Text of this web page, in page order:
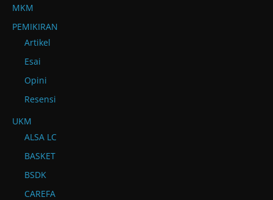
MKM
PEMIKIRAN
Artikel
Esai
Opini
Resensi
UKM
ALSA LC
BASKET
BSDK
CAREFA